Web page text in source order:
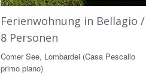
Ferienwohnung in Bellagio /
8 Personen
Comer See, Lombardei (Casa Pescallo
primo piano)